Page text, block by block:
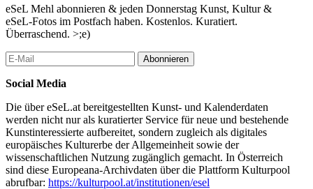
eSeL Mehl abonnieren & jeden Donnerstag Kunst, Kultur &
eSeL-Fotos im Postfach haben. Kostenlos. Kuratiert.
Überraschend. >;e)
Abonnieren
Social Media
Die über eSeL.at bereitgestellten Kunst- und Kalenderdaten
werden nicht nur als kuratierter Service für neue und bestehende
Kunstinteressierte aufbereitet, sondern zugleich als digitales
europäisches Kulturerbe der Allgemeinheit sowie der
wissenschaftlichen Nutzung zugänglich gemacht. In Österreich
sind diese Europeana-Archivdaten über die Plattform Kulturpool
abrufbar: https://kulturpool.at/institutionen/esel